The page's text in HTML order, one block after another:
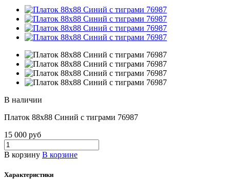
В наличии
Платок 88х88 Синий с тиграми 76987
15 000 руб
В корзину В корзине
Характеристики